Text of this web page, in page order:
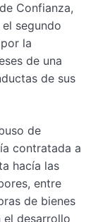
Confianza,
segundo
la
de una
de sus
de
contratada a
hacía las
entre
de bienes
el desarrollo